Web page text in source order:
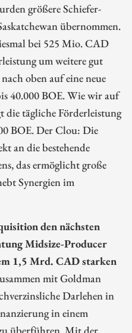
größere Schiefer-
übernommen.
bei 525 Mio. CAD
um weitere gut
oben auf eine neue
40.000 BOE. Wie wir auf
die tägliche Förderleistung
BOE. Der Clou: Die
an die bestehende
das ermöglicht große
Synergien im
den nächsten
Midsize-Producer
1,5 Mrd. CAD starken
mit Goldman
Darlehen in
in einem
überführen. Mit der